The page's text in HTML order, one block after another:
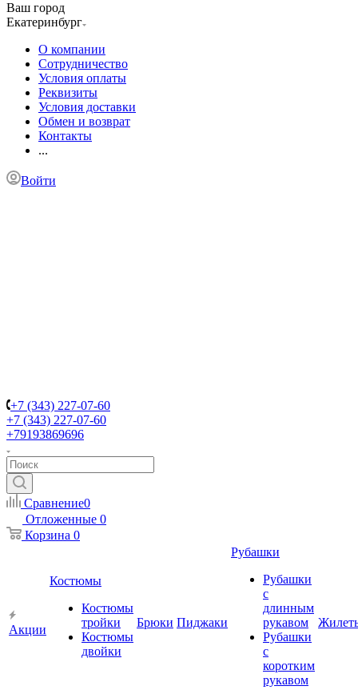
Ваш город
Екатеринбург
О компании
Сотрудничество
Условия оплаты
Реквизиты
Условия доставки
Обмен и возврат
Контакты
...
Войти
+7 (343) 227-07-60
+7 (343) 227-07-60
+79193869696
Сравнение0
Отложенные 0
Корзина 0
Акции
Костюмы
Костюмы
тройки
Костюмы
двойки
Брюки Пиджаки
Рубашки
Рубашки
с
длинным
рукавом
Рубашки
с
коротким
рукавом